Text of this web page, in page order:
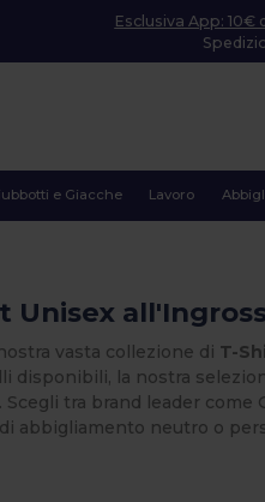
Esclusiva App: 10€
e Giacche Lavoro
Unisex
vasta collezione di T-
disponibili, la nostra
Scegli tra brand leader
abbigliamento neutro o